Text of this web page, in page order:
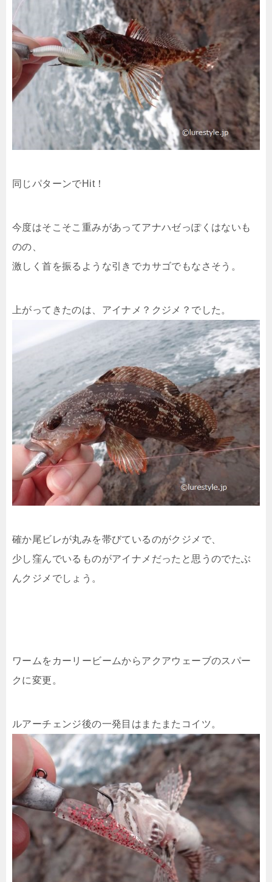
同じパターンでHit！
今度はそこそこ重みがあってアナハゼっぽくはないも
のの、
激しく首を振るような引きでカサゴでもなさそう。
上がってきたのは、アイナメ？クジメ？でした。
確か尾ビレが丸みを帯びているのがクジメで、
少し窪んでいるものがアイナメだったと思うのでたぶ
んクジメでしょう。
ワームをカーリービームからアクアウェーブのスパー
クに変更。
ルアーチェンジ後の一発目はまたまたコイツ。